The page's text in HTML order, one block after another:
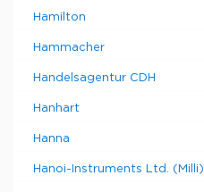
Hamilton
Hammacher
Handelsagentur CDH
Hanhart
Hanna
Hanoi-Instruments Ltd. (Milli)